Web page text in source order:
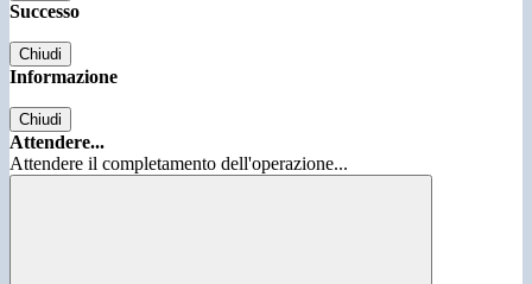
Successo
Chiudi
Informazione
Chiudi
Attendere...
Attendere il completamento dell'operazione...